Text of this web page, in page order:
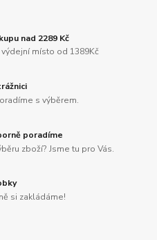
nad 2289 Kč
místo od 1389Kč
s výběrem.
poradíme
zboží? Jsme tu pro Vás.
si zakládáme!